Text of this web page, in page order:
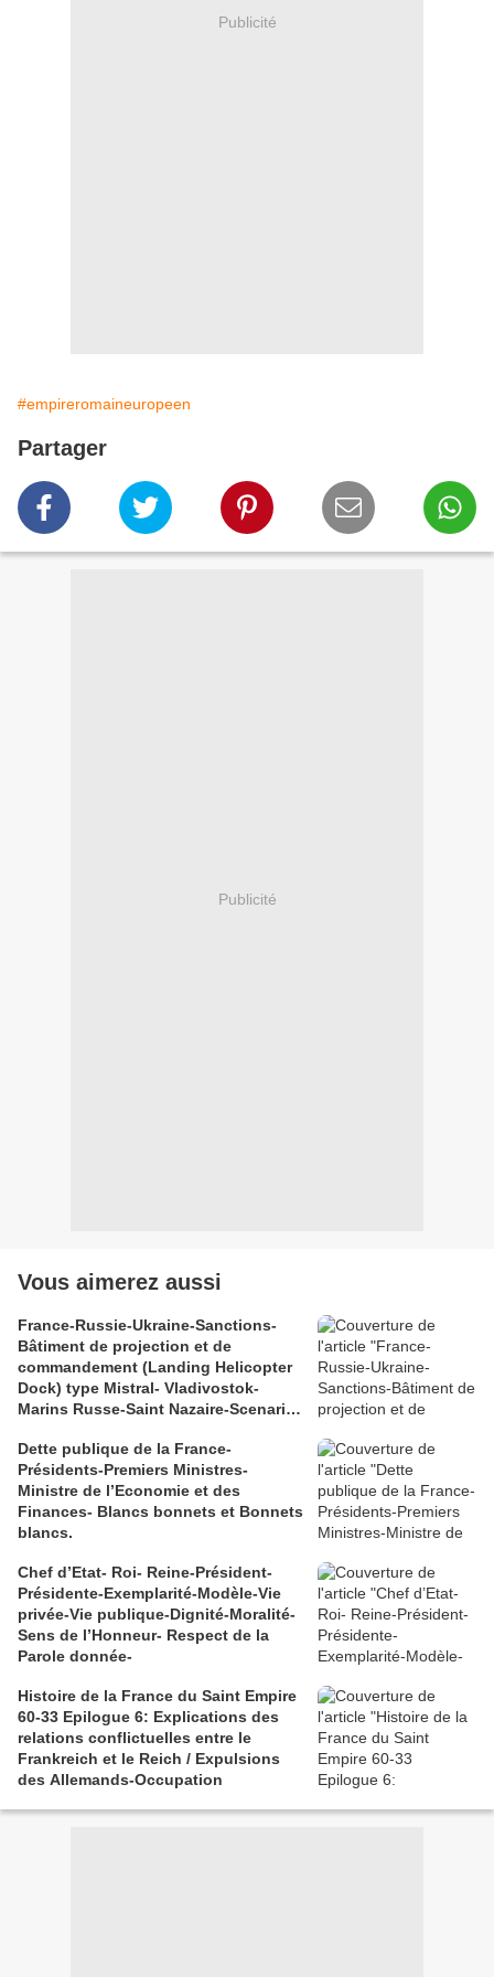
Publicité
#empireromaineuropeen
Partager
Publicité
Vous aimerez aussi
France-Russie-Ukraine-Sanctions-
Bâtiment de projection et de
commandement (Landing Helicopter
Dock) type Mistral- Vladivostok-
Marins Russe-Saint Nazaire-Scenario
Dette publique de la France-
Présidents-Premiers Ministres-
Ministre de l’Economie et des
Finances- Blancs bonnets et Bonnets
blancs.
Chef d’Etat- Roi- Reine-Président-
Présidente-Exemplarité-Modèle-Vie
privée-Vie publique-Dignité-Moralité-
Sens de l’Honneur- Respect de la
Parole donnée-
Histoire de la France du Saint Empire
60-33 Epilogue 6: Explications des
relations conflictuelles entre le
Frankreich et le Reich / Expulsions
des Allemands-Occupation